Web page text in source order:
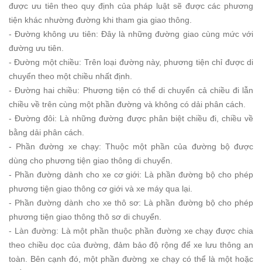
được ưu tiên theo quy định của pháp luật sẽ được các phương
tiện khác nhường đường khi tham gia giao thông.
- Đường không ưu tiên: Đây là những đường giao cùng mức với
đường ưu tiên.
- Đường một chiều: Trên loại đường này, phương tiện chỉ được di
chuyển theo một chiều nhất định.
- Đường hai chiều: Phương tiện có thể di chuyển cả chiều đi lẫn
chiều về trên cùng một phần đường và không có dải phân cách.
- Đường đôi: Là những đường được phân biệt chiều đi, chiều về
bằng dải phân cách.
- Phần đường xe chạy: Thuộc một phần của đường bộ được
dùng cho phương tiện giao thông di chuyển.
- Phần đường dành cho xe cơ giới: Là phần đường bộ cho phép
phương tiện giao thông cơ giới và xe máy qua lại.
- Phần đường dành cho xe thô sơ: Là phần đường bộ cho phép
phương tiện giao thông thô sơ di chuyển.
- Làn đường: Là một phần thuộc phần đường xe chạy được chia
theo chiều dọc của đường, đảm bảo độ rộng để xe lưu thông an
toàn. Bên cạnh đó, một phần đường xe chạy có thể là một hoặc